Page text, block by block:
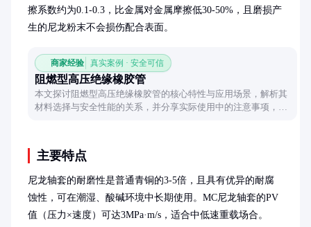
擦系数约为0.1-0.3，比金属对金属摩擦低30-50%，且磨损产
生的尼龙粉末不会损伤配合表面。
商家经验 真实案例 · 安全可信
阻燃型高压绝缘橡胶管
本文探讨阻燃型高压绝缘橡胶管的核心特性与应用场景，解析其
材料选择与安全性能的关系，并分享实际使用中的注意事项，为
主要特点
尼龙轴套的耐磨性是普通青铜的3-5倍，且具有优异的耐腐
蚀性，可在潮湿、酸碱环境中长期使用。MC尼龙轴套的PV
值（压力×速度）可达3MPa·m/s，适合中低速重载场合。